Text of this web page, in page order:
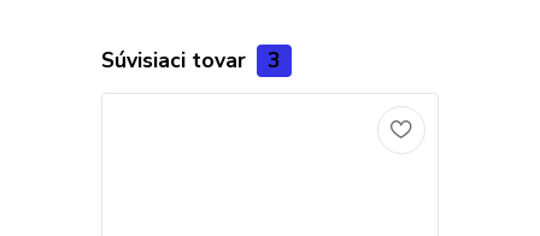
Súvisiaci tovar 3